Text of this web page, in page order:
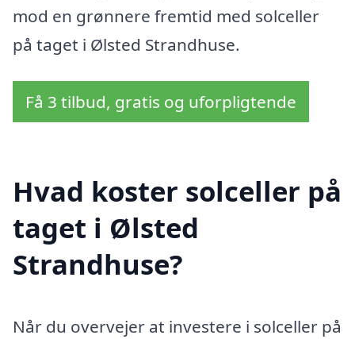
mod en grønnere fremtid med solceller
på taget i Ølsted Strandhuse.
Få 3 tilbud, gratis og uforpligtende
Hvad koster solceller på
taget i Ølsted
Strandhuse?
Når du overvejer at investere i solceller på